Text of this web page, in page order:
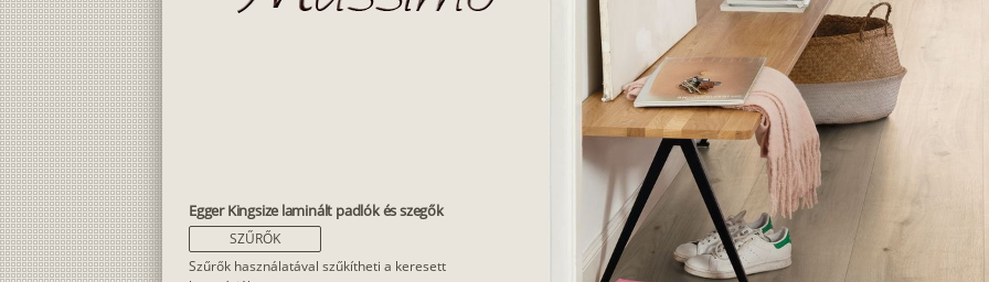
Egger Kingsize laminált padlók és szegők
SZŰRŐK
Szűrők használatával szűkítheti a keresett